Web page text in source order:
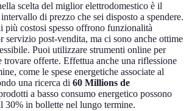
scelta del miglior elettrodomestico è il
di prezzo che sei disposto a spendere.
più costosi spesso offrono funzionalità
servizio post-vendita, ma ci sono anche ottime
Puoi utilizzare strumenti online per
trovare offerte. Effettua anche una riflessione
come le spese energetiche associate al
una ricerca di 60 Millions de
a basso consumo energetico possono
30% in bollette nel lungo termine.